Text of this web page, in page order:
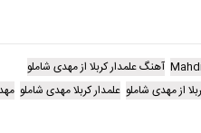
آهنگ علمدار کربلا از مهدی شاملو
از مهدی شاملو علمدار کربلا مهدی شاملو